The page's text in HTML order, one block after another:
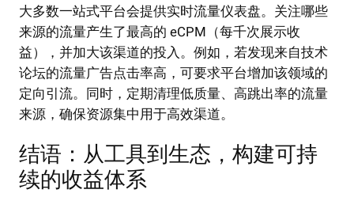
大多数一站式平台会提供实时流量仪表盘。关注哪些
来源的流量产生了最高的 eCPM（每千次展示收
益），并加大该渠道的投入。例如，若发现来自技术
论坛的流量广告点击率高，可要求平台增加该领域的
定向引流。同时，定期清理低质量、高跳出率的流量
来源，确保资源集中用于高效渠道。
结语：从工具到生态，构建可持
续的收益体系